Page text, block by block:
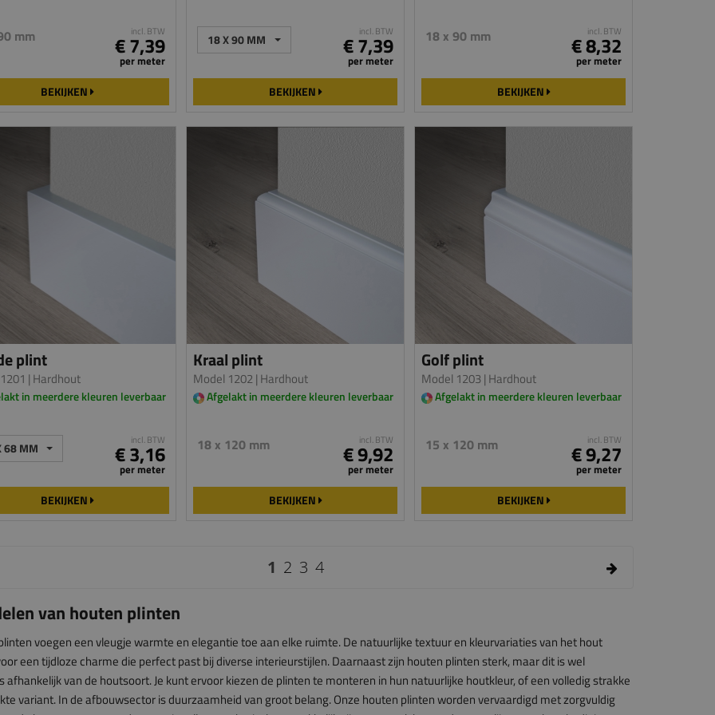
mm incl. BTW
€ 7,39
per meter
BEKIJKEN
18 X 90 MM incl. BTW
€ 7,39
per meter
BEKIJKEN
18 x 90 mm incl. BTW
€ 8,32
per meter
BEKIJKEN
plint
| Hardhout
in meerdere kleuren leverbaar
68 MM incl. BTW
€ 3,16
per meter
BEKIJKEN
Kraal plint
Model 1202| Hardhout
Afgelakt in meerdere kleuren leverbaar
18 x 120 mm incl. BTW
€ 9,92
per meter
BEKIJKEN
Golf plint
Model 1203 | Hardhout
Afgelakt in meerdere kleuren leverbaar
15 x 120 mm incl. BTW
€ 9,27
per meter
BEKIJKEN
1 2 3 4
van houten plinten
voegen een vleugje warmte en elegantie toe aan elke ruimte. De natuurlijke textuur en kleurvariaties van het hout
een tijdloze charme die perfect past bij diverse interieurstijlen. Daarnaast zijn houten plinten sterk, maar dit is wel
afhankelijk van de houtsoort. Je kunt ervoor kiezen de plinten te monteren in hun natuurlijke houtkleur, of een volledig strakke
variant. In de afbouwsector is duurzaamheid van groot belang. Onze houten plinten worden vervaardigd met zorgvuldig